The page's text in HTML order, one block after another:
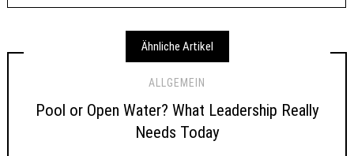
Ähnliche Artikel
ALLGEMEIN
Pool or Open Water? What Leadership Really
Needs Today